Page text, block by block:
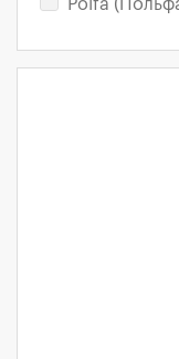
Polfa